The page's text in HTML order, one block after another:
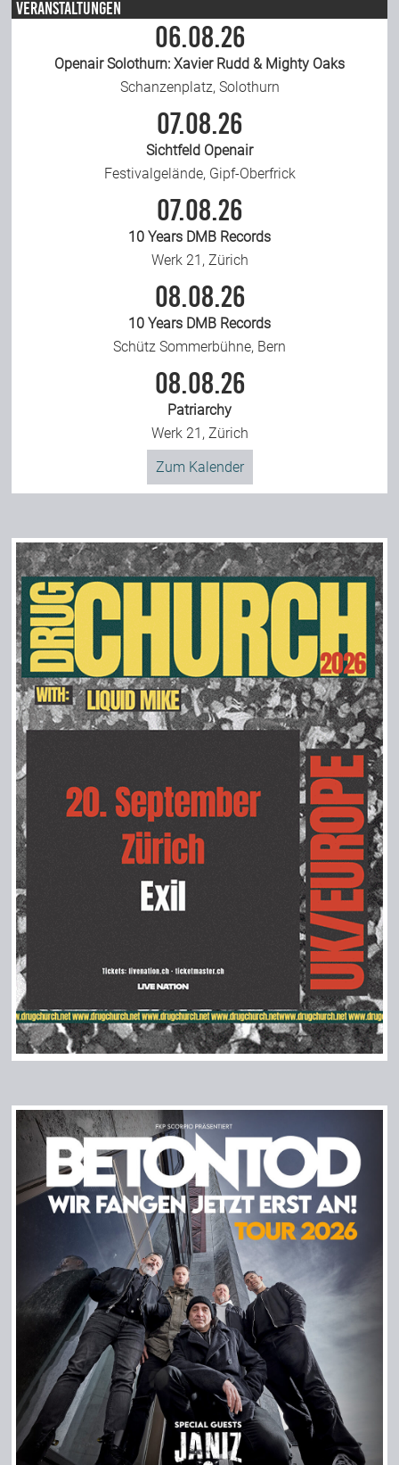
Veranstaltungen
06.08.26
Openair Solothurn: Xavier Rudd & Mighty Oaks
Schanzenplatz, Solothurn
07.08.26
Sichtfeld Openair
Festivalgelände, Gipf-Oberfrick
07.08.26
10 Years DMB Records
Werk 21, Zürich
08.08.26
10 Years DMB Records
Schütz Sommerbühne, Bern
08.08.26
Patriarchy
Werk 21, Zürich
Zum Kalender